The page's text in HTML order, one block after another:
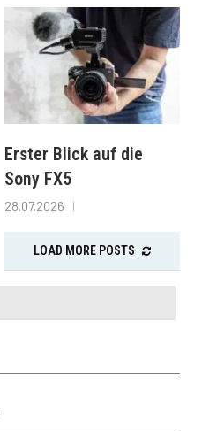
Erster Blick auf die
Sony FX5
28.07.2026
LOAD MORE POSTS